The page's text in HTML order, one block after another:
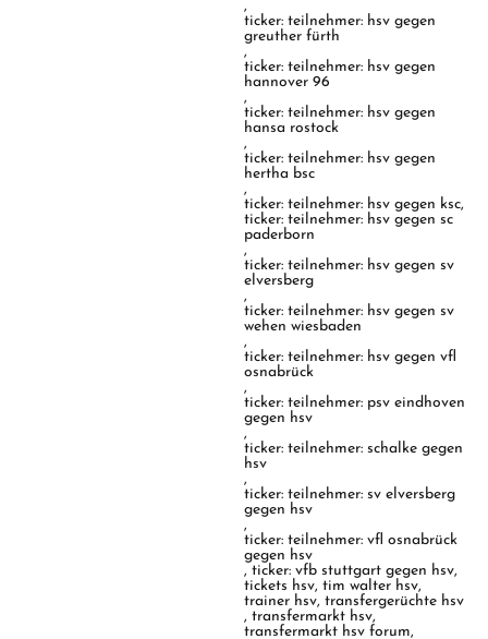
,
ticker: teilnehmer: hsv gegen
greuther fürth
,
ticker: teilnehmer: hsv gegen
hannover 96
,
ticker: teilnehmer: hsv gegen
hansa rostock
,
ticker: teilnehmer: hsv gegen
hertha bsc
,
ticker: teilnehmer: hsv gegen ksc,
ticker: teilnehmer: hsv gegen sc
paderborn
,
ticker: teilnehmer: hsv gegen sv
elversberg
,
ticker: teilnehmer: hsv gegen sv
wehen wiesbaden
,
ticker: teilnehmer: hsv gegen vfl
osnabrück
,
ticker: teilnehmer: psv eindhoven
gegen hsv
,
ticker: teilnehmer: schalke gegen
hsv
,
ticker: teilnehmer: sv elversberg
gegen hsv
,
ticker: teilnehmer: vfl osnabrück
gegen hsv
,ticker: vfb stuttgart gegen hsv,
tickets hsv,tim walter hsv,
trainer hsv,transfergerüchte hsv
,transfermarkt hsv,
transfermarkt hsv forum,